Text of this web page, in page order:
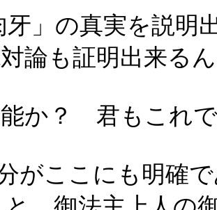
牙」の真実を説明
論も証明出来る
能か？ 君もこれ
がここにも明確